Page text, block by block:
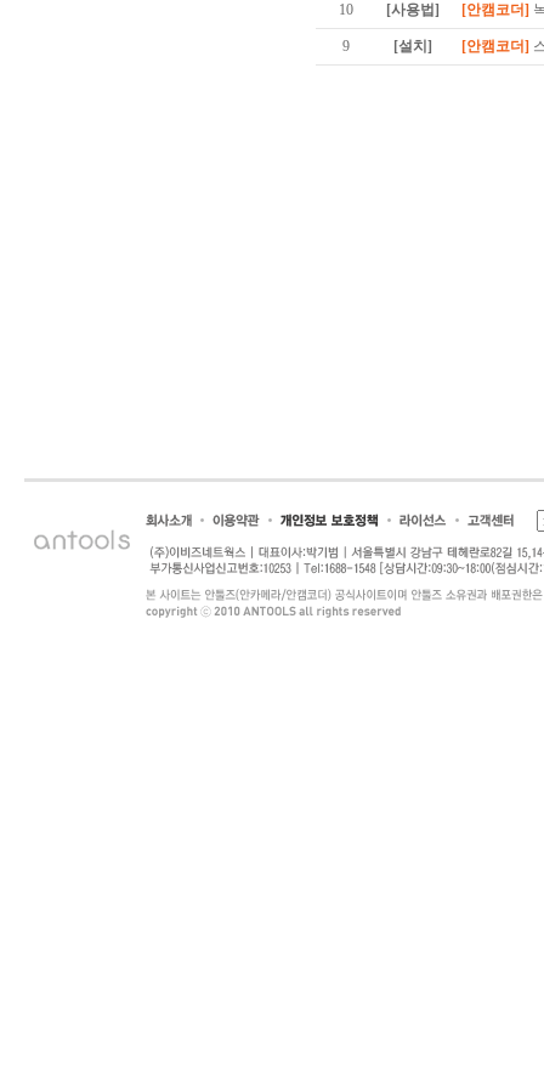
10 [사용법] [안캠코더]
9 [설치] [안캠코더]